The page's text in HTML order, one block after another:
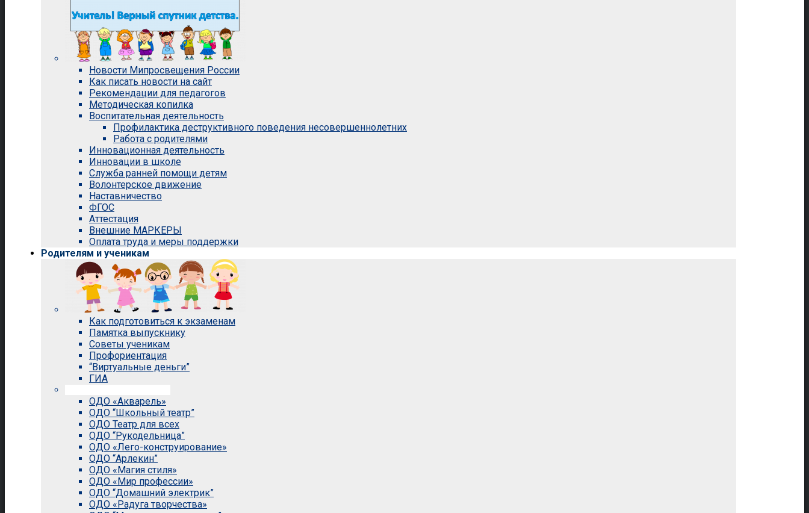
Новости Мипросвещения России
Как писать новости на сайт
Рекомендации для педагогов
Методическая копилка
Воспитательная деятельность
Профилактика деструктивного поведения несовершеннолетних
Работа с родителями
Инновационная деятельность
Инновации в школе
Служба ранней помощи детям
Волонтерское движение
Наставничество
ФГОС
Аттестация
Внешние МАРКЕРЫ
Оплата труда и меры поддержки
Родителям и ученикам
Как подготовиться к экзаменам
Памятка выпускнику
Советы ученикам
Профориентация
“Виртуальные деньги”
ГИА
ОДО «Акварель»
ОДО “Школьный театр”
ОДО Театр для всех
ОДО “Рукодельница”
ОДО «Лего-конструирование»
ОДО “Арлекин”
ОДО «Магия стиля»
ОДО «Мир профессии»
ОДО “Домашний электрик”
ОДО «Радуга творчества»